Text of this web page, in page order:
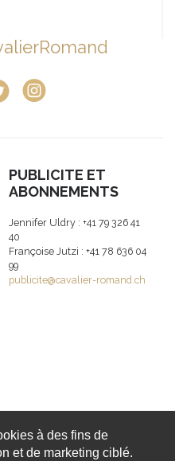
PUBLICITE ET
ABONNEMENTS
Jennifer Uldry : +41 79 326 41
40
Françoise Jutzi : +41 78 636 04
99
publicite@cavalier-romand.ch
à des fins de
et de marketing ciblé.